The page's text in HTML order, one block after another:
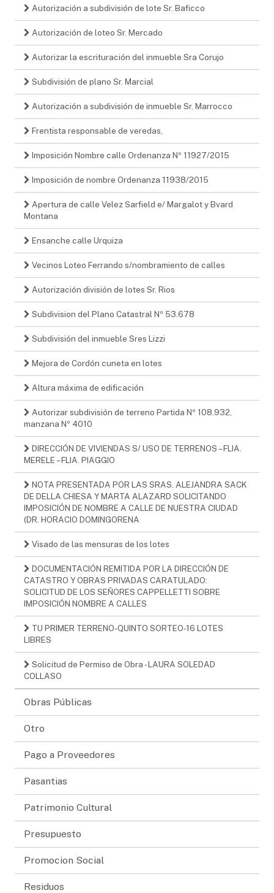
Autorización a subdivisión de lote Sr. Baficco
Autorización de loteo Sr. Mercado
Autorizar la escrituración del inmueble Sra Corujo
Subdivisión de plano Sr. Marcial
Autorización a subdivisión de inmueble Sr. Marrocco
Frentista responsable de veredas,
Imposición Nombre calle Ordenanza Nº 11927/2015
Imposición de nombre Ordenanza 11938/2015
Apertura de calle Velez Sarfield e/ Margalot y Bvard
Montana
Ensanche calle Urquiza
Vecinos Loteo Ferrando s/nombramiento de calles
Autorización división de lotes Sr. Rios
Subdivision del Plano Catastral Nº 53.678
Subdivisión del inmueble Sres Lizzi
Mejora de Cordón cuneta en lotes
Altura máxima de edificación
Autorizar subdivisión de terreno Partida Nº 108.932,
manzana Nº 4010
DIRECCIÓN DE VIVIENDAS S/ USO DE TERRENOS – FLIA.
MERELE – FLIA. PIAGGIO
NOTA PRESENTADA POR LAS SRAS. ALEJANDRA SACK
DE DELLA CHIESA Y MARTA ALAZARD SOLICITANDO
IMPOSICIÓN DE NOMBRE A CALLE DE NUESTRA CIUDAD
(DR. HORACIO DOMINGORENA
Visado de las mensuras de los lotes
DOCUMENTACIÓN REMITIDA POR LA DIRECCIÓN DE
CATASTRO Y OBRAS PRIVADAS CARATULADO:
SOLICITUD DE LOS SEÑORES CAPPELLETTI SOBRE
IMPOSICIÓN NOMBRE A CALLES
TU PRIMER TERRENO-QUINTO SORTEO-16 LOTES
LIBRES
Solicitud de Permiso de Obra - LAURA SOLEDAD
COLLASO
Obras Públicas
Otro
Pago a Proveedores
Pasantias
Patrimonio Cultural
Presupuesto
Promocion Social
Residuos